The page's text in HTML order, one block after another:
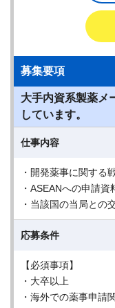
募集要項
大手内資系製薬メ
しています。
仕事内容
・開発薬事に関する
・ASEANへの申請
・当該国の当局と
応募条件
【必須事項】
・大卒以上
・海外での薬事申請